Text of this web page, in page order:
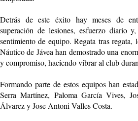
Detrás de este éxito hay meses de
superación de lesiones, esfuerzo diario
sentimiento de equipo. Regata tras regata,
Náutico de Jávea han demostrado una
y compromiso, haciendo vibrar al club
Formando parte de estos equipos han
Serra Martínez, Paloma García Vives,
Álvarez y Jose Antoni Valles Costa.